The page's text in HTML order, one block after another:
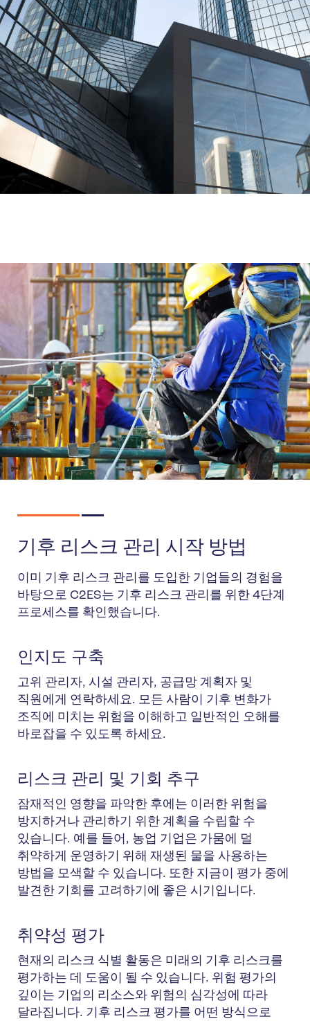
기후 리스크 관리 시작 방법
이미 기후 리스크 관리를 도입한 기업들의 경험을
바탕으로 C2ES는 기후 리스크 관리를 위한 4단계
프로세스를 확인했습니다.
인지도 구축
고위 관리자, 시설 관리자, 공급망 계획자 및
직원에게 연락하세요. 모든 사람이 기후 변화가
조직에 미치는 위험을 이해하고 일반적인 오해를
바로잡을 수 있도록 하세요.
리스크 관리 및 기회 추구
잠재적인 영향을 파악한 후에는 이러한 위험을
방지하거나 관리하기 위한 계획을 수립할 수
있습니다. 예를 들어, 농업 기업은 가뭄에 덜
취약하게 운영하기 위해 재생된 물을 사용하는
방법을 모색할 수 있습니다. 또한 지금이 평가 중에
발견한 기회를 고려하기에 좋은 시기입니다.
취약성 평가
현재의 리스크 식별 활동은 미래의 기후 리스크를
평가하는 데 도움이 될 수 있습니다. 위험 평가의
깊이는 기업의 리소스와 위험의 심각성에 따라
달라집니다. 기후 리스크 평가를 어떤 방식으로